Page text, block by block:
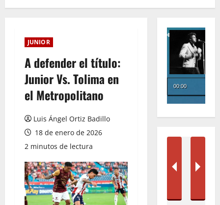
JUNIOR
A defender el título:
Junior Vs. Tolima en
el Metropolitano
Luis Ángel Ortiz Badillo
18 de enero de 2026
2 minutos de lectura